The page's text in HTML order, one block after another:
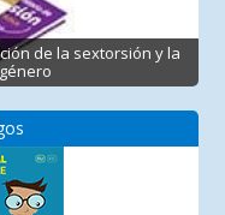
de la sextorsión y la